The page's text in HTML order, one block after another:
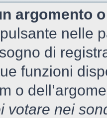
argomento
nelle
di
funzioni
o
votare nei